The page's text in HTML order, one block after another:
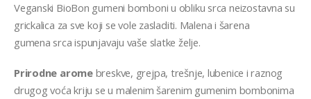
Veganski BioBon gumeni bomboni u obliku srca neizostavna su
grickalica za sve koji se vole zasladiti. Malena i šarena
gumena srca ispunjavaju vaše slatke želje.
Prirodne aromebreskve, grejpa, trešnje, lubenice i raznog
drugog voća kriju se u malenim šarenim gumenim bombonima